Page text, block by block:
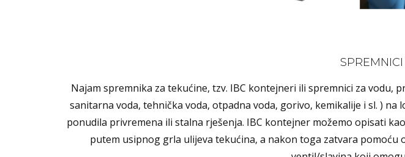
Najam spremnika za tekućine, tzv. IBC kontejneri ili spremnici za
sanitarna voda, tehnička voda, otpadna voda, gorivo, kemikalije i sl. )
ponudila privremena ili stalna rješenja. IBC kontejner možemo opisati
putem usipnog grla ulijeva tekućina, a nakon toga zatvara